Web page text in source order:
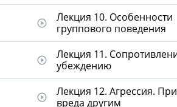
play_circle_outline
Лекция 10. Особенности
группового поведения
play_circle_outline
Лекция 11.
убеждению
play_circle_outline
Лекция 12. Агрессия.
вреда другим